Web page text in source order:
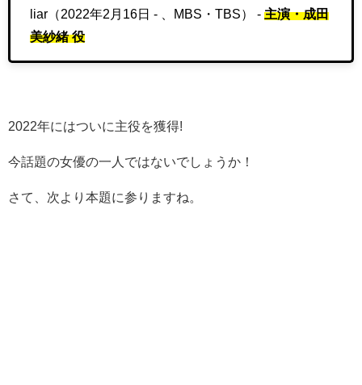
liar（2022年2月16日 - 、MBS・TBS） - 主演・成田
美紗緒 役
2022年にはついに主役を獲得!
今話題の女優の一人ではないでしょうか！
さて、次より本題に参りますね。